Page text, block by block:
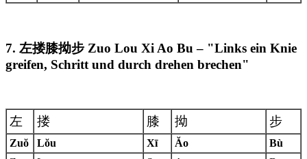
7. 左搂膝拗步 Zuo Lou Xi Ao Bu – "Links ein Knie
greifen, Schritt und durch drehen brechen"
左 搂 膝 拗 步
Zuŏ Lŏu Xī Ăo
Bù